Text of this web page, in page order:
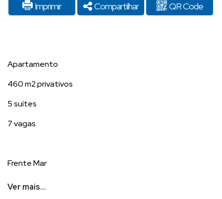
Imprimir
Compartilhar QR Code
Apartamento
460 m2 privativos
5 suítes
7 vagas
Frente Mar
2 Apartamentos por Andar
Ver mais...